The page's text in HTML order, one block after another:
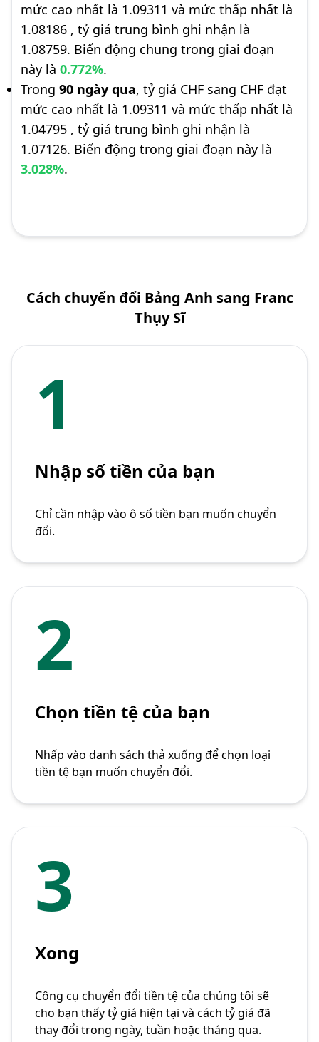
mức cao nhất là 1.09311 và mức thấp nhất là
1.08186 , tỷ giá trung bình ghi nhận là
1.08759. Biến động chung trong giai đoạn
này là 0.772%.
Trong 90 ngày qua, tỷ giá CHF sang CHF đạt
mức cao nhất là 1.09311 và mức thấp nhất là
1.04795 , tỷ giá trung bình ghi nhận là
1.07126. Biến động trong giai đoạn này là
3.028%.
Cách chuyển đổi Bảng Anh sang Franc
Thụy Sĩ
1
Nhập số tiền của bạn
Chỉ cần nhập vào ô số tiền bạn muốn chuyển
đổi.
2
Chọn tiền tệ của bạn
Nhấp vào danh sách thả xuống để chọn loại
tiền tệ bạn muốn chuyển đổi.
3
Xong
Công cụ chuyển đổi tiền tệ của chúng tôi sẽ
cho bạn thấy tỷ giá hiện tại và cách tỷ giá đã
thay đổi trong ngày, tuần hoặc tháng qua.